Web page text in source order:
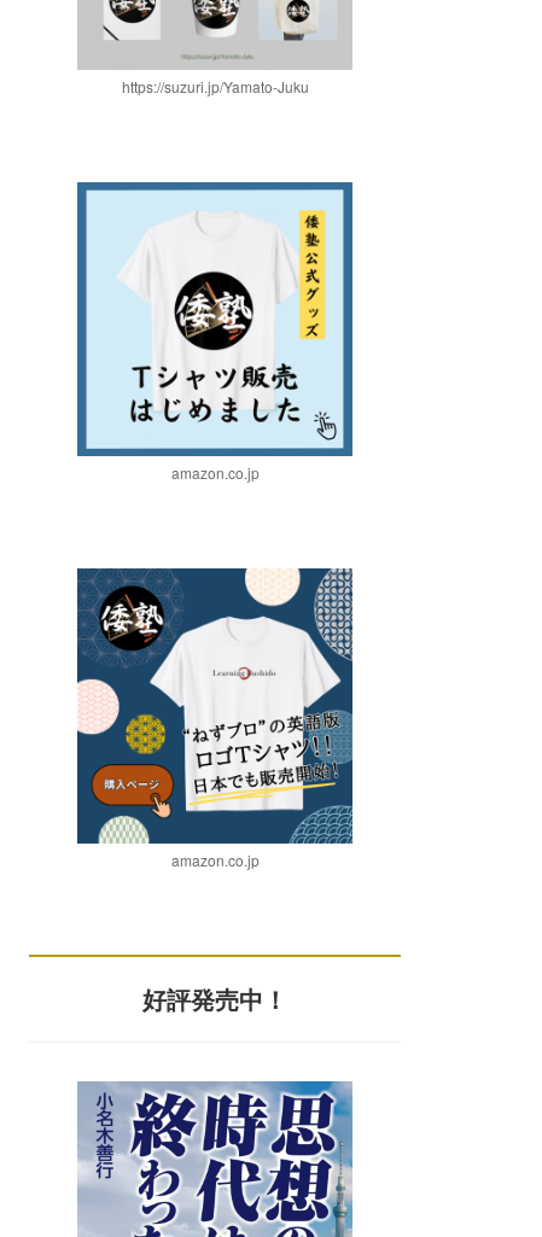
https://suzuri.jp/Yamato-Juku
amazon.co.jp
amazon.co.jp
好評発売中！